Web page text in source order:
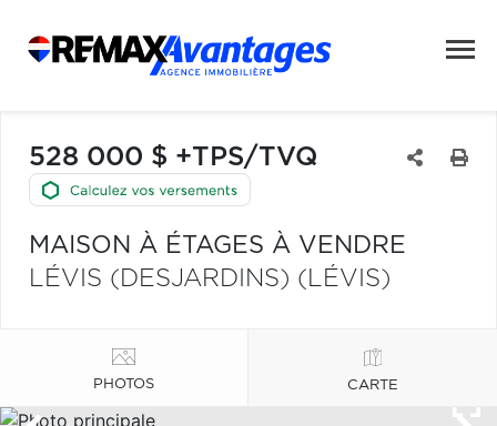
528 000 $ +TPS/TVQ
MAISON À ÉTAGES À VENDRE
LÉVIS (DESJARDINS) (LÉVIS)
PHOTOS CARTE